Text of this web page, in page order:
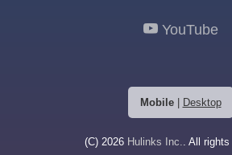
YouTube
Mobile| Desktop
(C) 2026 Hulinks Inc. . All